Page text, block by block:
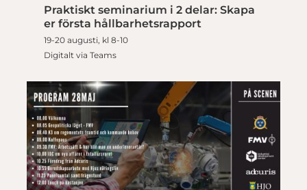
Praktiskt seminarium i 2 delar: Skapa
er första hållbarhetsrapport
19-20 augusti, kl 8-10
Digitalt via Teams